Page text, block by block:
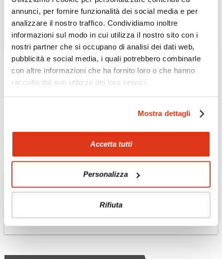
annunci, per fornire funzionalità dei social media e per
analizzare il nostro traffico. Condividiamo inoltre
informazioni sul modo in cui utilizza il nostro sito con i
nostri partner che si occupano di analisi dei dati web,
pubblicità e social media, i quali potrebbero combinarle
con altre informazioni che ha fornito loro o che hanno
raccolto dal suo utilizzo dei loro servizi.
Mostra dettagli
Accetta tutti
Personalizza
Rifiuta
THAILANDIA